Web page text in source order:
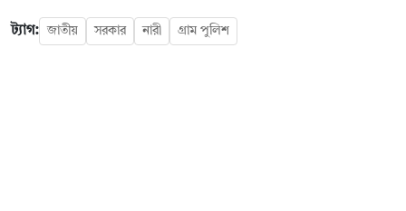
ট্যাগ: জাতীয় সরকার নারী গ্রাম পুলিশ